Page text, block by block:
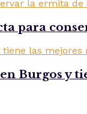
para
Burgos y